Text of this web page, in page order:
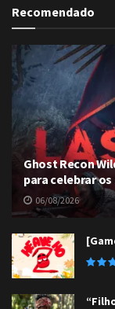
Recomendado
Ghost Recon
para celebrar
06/08/2026